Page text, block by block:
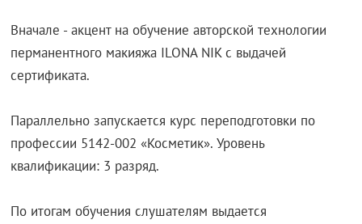
Вначале - акцент на обучение авторской технологии
перманентного макияжа ILONA NIK с выдачей
сертификата.
Параллельно запускается курс переподготовки по
профессии 5142-002 «Косметик». Уровень
квалификации: 3 разряд.
По итогам обучения слушателям выдается